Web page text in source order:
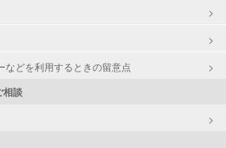
などを利用するときの留意点
相談